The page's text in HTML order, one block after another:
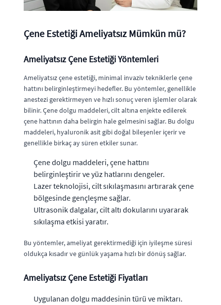
Çene Estetiği Ameliyatsız Mümkün mü?
Ameliyatsız Çene Estetiği Yöntemleri
Ameliyatsız çene estetiği, minimal invaziv tekniklerle çene
hattını belirginleştirmeyi hedefler. Bu yöntemler, genellikle
anestezi gerektirmeyen ve hızlı sonuç veren işlemler olarak
bilinir. Çene dolgu maddeleri, cilt altına enjekte edilerek
çene hattının daha belirgin hale gelmesini sağlar. Bu dolgu
maddeleri, hyaluronik asit gibi doğal bileşenler içerir ve
genellikle birkaç ay süren etkiler sunar.
Çene dolgu maddeleri, çene hattını
belirginleştirir ve yüz hatlarını dengeler.
Lazer teknolojisi, cilt sıkılaşmasını artırarak çene
bölgesinde gençleşme sağlar.
Ultrasonik dalgalar, cilt altı dokularını uyararak
sıkılaşma etkisi yaratır.
Bu yöntemler, ameliyat gerektirmediği için iyileşme süresi
oldukça kısadır ve günlük yaşama hızlı bir dönüş sağlar.
Ameliyatsız Çene Estetiği Fiyatları
Uygulanan dolgu maddesinin türü ve miktarı.